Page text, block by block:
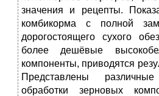
значения и рецепты.
комбикорма с полной
дорогостоящего сухого
более дешёвые
компоненты, приводятся
Представлены
обработки зерновых